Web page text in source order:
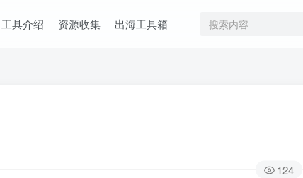
工具介绍 资源收集 出海工具箱
124